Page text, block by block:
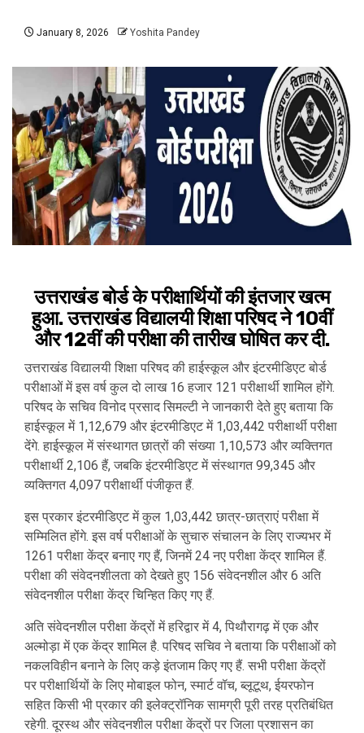
January 8, 2026 Yoshita Pandey
उत्तराखंड बोर्ड के परीक्षार्थियों की इंतजार खत्म
हुआ. उत्तराखंड विद्यालयी शिक्षा परिषद ने 10वीं
और 12वीं की परीक्षा की तारीख घोषित कर दी.
उत्तराखंड विद्यालयी शिक्षा परिषद की हाईस्कूल और इंटरमीडिएट बोर्ड
परीक्षाओं में इस वर्ष कुल दो लाख 16 हजार 121 परीक्षार्थी शामिल होंगे.
परिषद के सचिव विनोद प्रसाद सिमल्टी ने जानकारी देते हुए बताया कि
हाईस्कूल में 1,12,679 और इंटरमीडिएट में 1,03,442 परीक्षार्थी परीक्षा
देंगे. हाईस्कूल में संस्थागत छात्रों की संख्या 1,10,573 और व्यक्तिगत
परीक्षार्थी 2,106 हैं, जबकि इंटरमीडिएट में संस्थागत 99,345 और
व्यक्तिगत 4,097 परीक्षार्थी पंजीकृत हैं.
इस प्रकार इंटरमीडिएट में कुल 1,03,442 छात्र-छात्राएं परीक्षा में
सम्मिलित होंगे. इस वर्ष परीक्षाओं के सुचारु संचालन के लिए राज्यभर में
1261 परीक्षा केंद्र बनाए गए हैं, जिनमें 24 नए परीक्षा केंद्र शामिल हैं.
परीक्षा की संवेदनशीलता को देखते हुए 156 संवेदनशील और 6 अति
संवेदनशील परीक्षा केंद्र चिन्हित किए गए हैं.
अति संवेदनशील परीक्षा केंद्रों में हरिद्वार में 4, पिथौरागढ़ में एक और
अल्मोड़ा में एक केंद्र शामिल है. परिषद सचिव ने बताया कि परीक्षाओं को
नकलविहीन बनाने के लिए कड़े इंतजाम किए गए हैं. सभी परीक्षा केंद्रों
पर परीक्षार्थियों के लिए मोबाइल फोन, स्मार्ट वॉच, ब्लूटूथ, ईयरफोन
सहित किसी भी प्रकार की इलेक्ट्रॉनिक सामग्री पूरी तरह प्रतिबंधित
रहेगी. दूरस्थ और संवेदनशील परीक्षा केंद्रों पर जिला प्रशासन का